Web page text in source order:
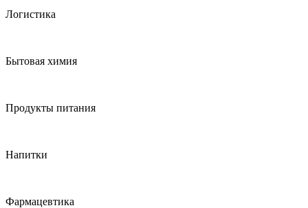
Логистика
Бытовая химия
Продукты питания
Напитки
Фармацевтика